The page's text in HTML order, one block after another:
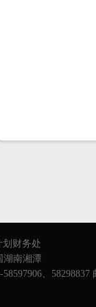
划财务处
湖南湘潭
、58298837